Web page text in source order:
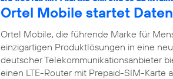
Ortel Mobile startet
Ortel Mobile, die führende Marke für
einzigartigen Produktlösungen in eine
deutscher Telekommunikationsanbieter
einen LTE-Router mit Prepaid-SIM-Karte